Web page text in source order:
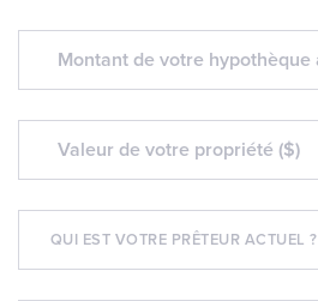
QUI EST VOTRE PRÊTEUR ACTUEL ?